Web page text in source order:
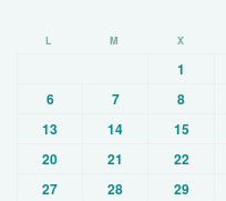
L M X
1
6
7 8
13
14 15
20
21 22
27
28 29